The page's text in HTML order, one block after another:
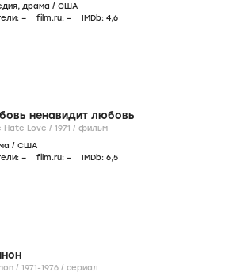
, драма / США
– film.ru: – IMDb: 4,6
ненавидит любовь
Love Hate Love / 1971 / фильм
/ США
– film.ru: – IMDb: 6,5
Cannon / 1971-1976 / сериал